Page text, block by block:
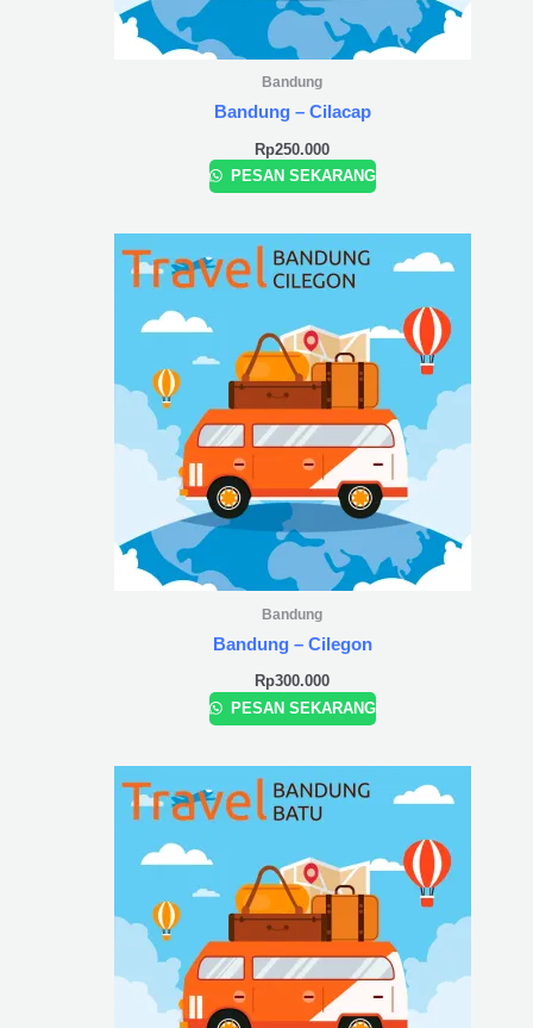
Bandung
Bandung – Cilacap
Rp250.000
PESAN SEKARANG
Bandung
Bandung – Cilegon
Rp300.000
PESAN SEKARANG